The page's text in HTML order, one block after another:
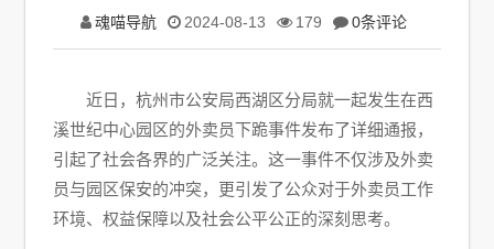
魂喵导航 2024-08-13 179 0条评论
近日，杭州市公安局西湖区分局就一起发生在西
溪世纪中心园区的外卖员下跪事件发布了详细通报，
引起了社会各界的广泛关注。这一事件不仅涉及外卖
员与园区保安的冲突，更引发了公众对于外卖员工作
环境、权益保障以及社会公平公正的深刻思考。